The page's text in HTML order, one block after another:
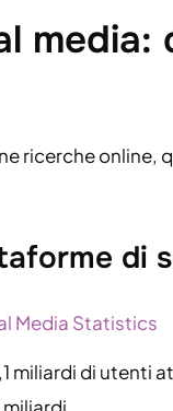
ricerche online,
di
Media Statistics
miliardi di utenti